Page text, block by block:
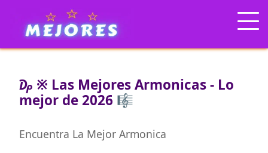
₯ ※ Las Mejores Armonicas - Lo
mejor de 2026 🎼
Encuentra La Mejor Armonica